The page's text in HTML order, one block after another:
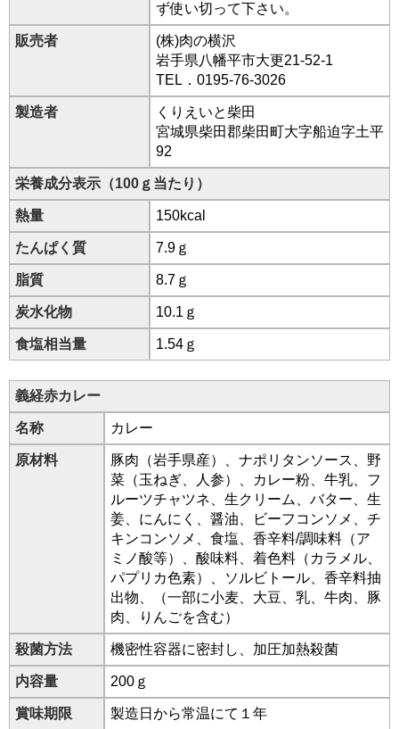
ず使い切って下さい。
販売者
(株)肉の横沢
岩手県八幡平市大更21-52-1
TEL．0195-76-3026
製造者
くりえいと柴田
宮城県柴田郡柴田町大字船迫字土平
92
栄養成分表示（100ｇ当たり）
熱量 150kcal
たんぱく質 7.9ｇ
脂質 8.7ｇ
炭水化物 10.1ｇ
食塩相当量 1.54ｇ
義経赤カレー
名称 カレー
原材料
豚肉（岩手県産）、ナポリタンソース、野
菜（玉ねぎ、人参）、カレー粉、牛乳、フ
ルーツチャツネ、生クリーム、バター、生
姜、にんにく、醤油、ビーフコンソメ、チ
キンコンソメ、食塩、香辛料/調味料（ア
ミノ酸等）、酸味料、着色料（カラメル、
パプリカ色素）、ソルビトール、香辛料抽
出物、（一部に小麦、大豆、乳、牛肉、豚
肉、りんごを含む）
殺菌方法 機密性容器に密封し、加圧加熱殺菌
内容量 200ｇ
賞味期限 製造日から常温にて１年